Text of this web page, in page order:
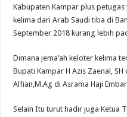
Kedatangan
448
Jema’ah
Kampar
Kabupaten Kampar plus
kelima dari Arab Saudi tiba di
September 2018 kurang lebih
Dimana jema’ah keloter kelima
Bupati Kampar H Azis Zaenal,
Alfian,M.Ag di Asrama Haji
Selain Itu turut hadir juga Ketua